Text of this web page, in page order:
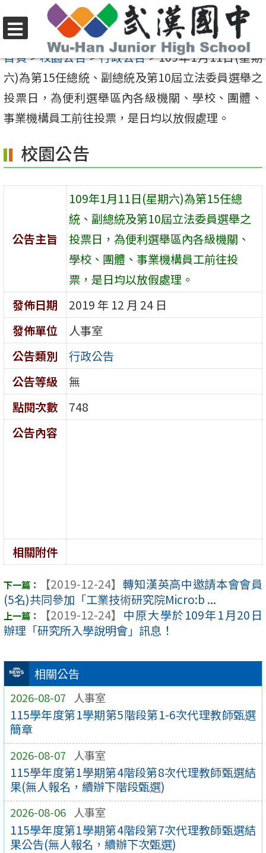
至
要
內
容
選
單
首頁>校園公告>行政公告>109年1月11日(星期
六)為第15任總統、副總統及第10屆立法委員選舉之
投票日，為便利選舉區內各級機關、學校、團體、
事業機構員工前往投票，是日均以放假處理。
相關公告
2026-08-07 人事室
115學年度第1學期第5階段第1-6次代理教師甄選
簡章
2026-08-07 人事室
115學年度第1學期第4階段第8次代理教師甄選結
果(無人報名，續辦下階段甄選)
2026-08-06 人事室
115學年度第1學期第4階段第7次代理教師甄選結
果公告(無人報名，續辦下次甄選)
校園公告
公告主旨
109年1月11日(星期六)為第15任總
統、副總統及第10屆立法委員選舉之
投票日，為便利選舉區內各級機關、
學校、團體、事業機構員工前往投
票，是日均以放假處理。
發佈日期
2019 年 12 月 24 日
發佈單位
人事室
公告類別
行政公告
公告等級
無
點閱次數
748
公告內容
相關附件
【2019-12-24】 轉知漢英高中邀請本會會員
(5名)共同參加「工業技術研究院Micro:b ...
【2019-12-24】 中原大學於109年1月20日
辦理「研究所入學說明會」訊息！